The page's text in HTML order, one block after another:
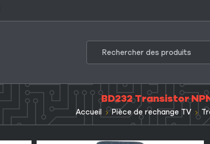
BD232 Transistor
Accueil Pièce de rechange TV